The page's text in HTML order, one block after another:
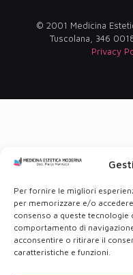
Per fornire le migliori
per memorizzare e/o
consenso a queste
comportamento di
acconsentire o ritirare il
caratteristiche e funzioni.
© 2001 Medicina
Tuscolana, 346
Privacy